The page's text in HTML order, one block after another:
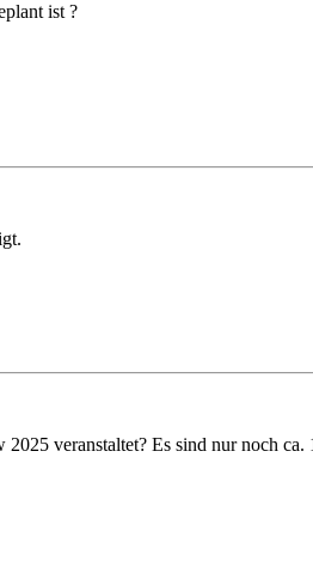
ist ?
veranstaltet? Es sind nur noch ca.